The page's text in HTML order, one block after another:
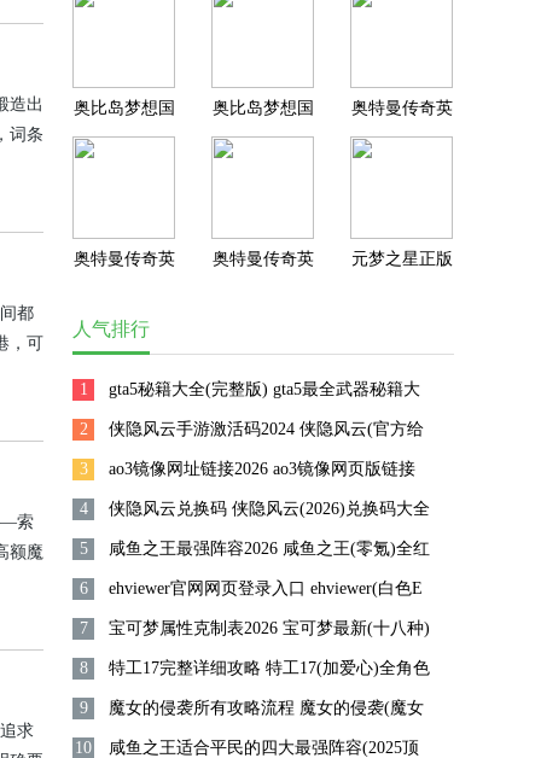
造出
词条
都
，可
索
额魔
求
奥比岛梦想国
度2025最新版
奥比岛梦想国
度破解版无限
奥特曼传奇英
雄2破解版内
奥特曼传奇英
限钻石直接购
奥特曼传奇英
元梦之星正版
人气排行
1 gta5秘籍大全(完整版) gta5最全武器秘籍大
全(完整版)无限金钱
2 侠隐风云手游激活码2024 侠隐风云(官方给
的)永久激活码分享
3 ao3镜像网址链接2026 ao3镜像网页版链接
(登录入口)最新介绍
4 侠隐风云兑换码 侠隐风云(2026)兑换码大全
汇总
5 咸鱼之王最强阵容2026 咸鱼之王(零氪)全红
将最强阵容搭配推荐
6 ehviewer官网网页登录入口 ehviewer(白色E
站)网页登录入口最新分享
7 宝可梦属性克制表2026 宝可梦最新(十八种)
属性克制表一览
8 特工17完整详细攻略 特工17(加爱心)全角色
完整详细攻略
9 魔女的侵袭所有攻略流程 魔女的侵袭(魔女
章)全cg通关攻略
10 咸鱼之王适合平民的四大最强阵容(2025顶